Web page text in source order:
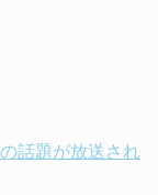
話題が放送され